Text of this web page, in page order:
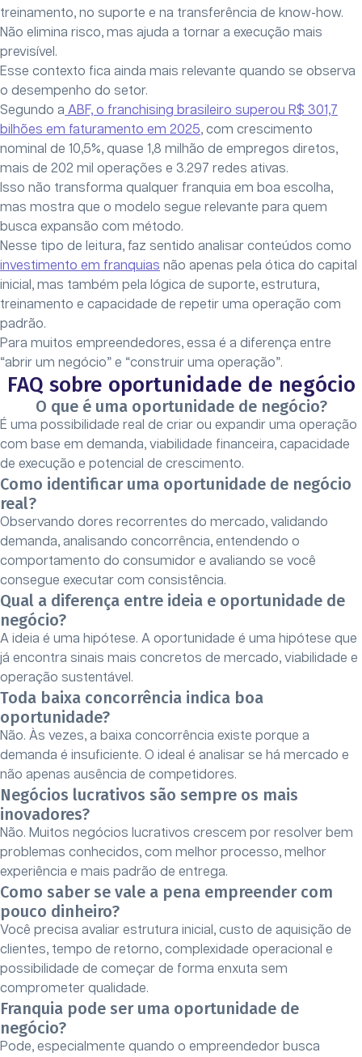
treinamento, no suporte e na transferência de know-how.
Não elimina risco, mas ajuda a tornar a execução mais
previsível.
Esse contexto fica ainda mais relevante quando se observa
o desempenho do setor.
Segundo a ABF, o franchising brasileiro superou R$ 301,7
bilhões em faturamento em 2025, com crescimento
nominal de 10,5%, quase 1,8 milhão de empregos diretos,
mais de 202 mil operações e 3.297 redes ativas.
Isso não transforma qualquer franquia em boa escolha,
mas mostra que o modelo segue relevante para quem
busca expansão com método.
Nesse tipo de leitura, faz sentido analisar conteúdos como
investimento em franquias não apenas pela ótica do capital
inicial, mas também pela lógica de suporte, estrutura,
treinamento e capacidade de repetir uma operação com
padrão.
Para muitos empreendedores, essa é a diferença entre
“abrir um negócio” e “construir uma operação”.
FAQ sobre oportunidade de negócio
O que é uma oportunidade de negócio?
É uma possibilidade real de criar ou expandir uma operação
com base em demanda, viabilidade financeira, capacidade
de execução e potencial de crescimento.
Como identificar uma oportunidade de negócio
real?
Observando dores recorrentes do mercado, validando
demanda, analisando concorrência, entendendo o
comportamento do consumidor e avaliando se você
consegue executar com consistência.
Qual a diferença entre ideia e oportunidade de
negócio?
A ideia é uma hipótese. A oportunidade é uma hipótese que
já encontra sinais mais concretos de mercado, viabilidade e
operação sustentável.
Toda baixa concorrência indica boa
oportunidade?
Não. Às vezes, a baixa concorrência existe porque a
demanda é insuficiente. O ideal é analisar se há mercado e
não apenas ausência de competidores.
Negócios lucrativos são sempre os mais
inovadores?
Não. Muitos negócios lucrativos crescem por resolver bem
problemas conhecidos, com melhor processo, melhor
experiência e mais padrão de entrega.
Como saber se vale a pena empreender com
pouco dinheiro?
Você precisa avaliar estrutura inicial, custo de aquisição de
clientes, tempo de retorno, complexidade operacional e
possibilidade de começar de forma enxuta sem
comprometer qualidade.
Franquia pode ser uma oportunidade de
negócio?
Pode, especialmente quando o empreendedor busca